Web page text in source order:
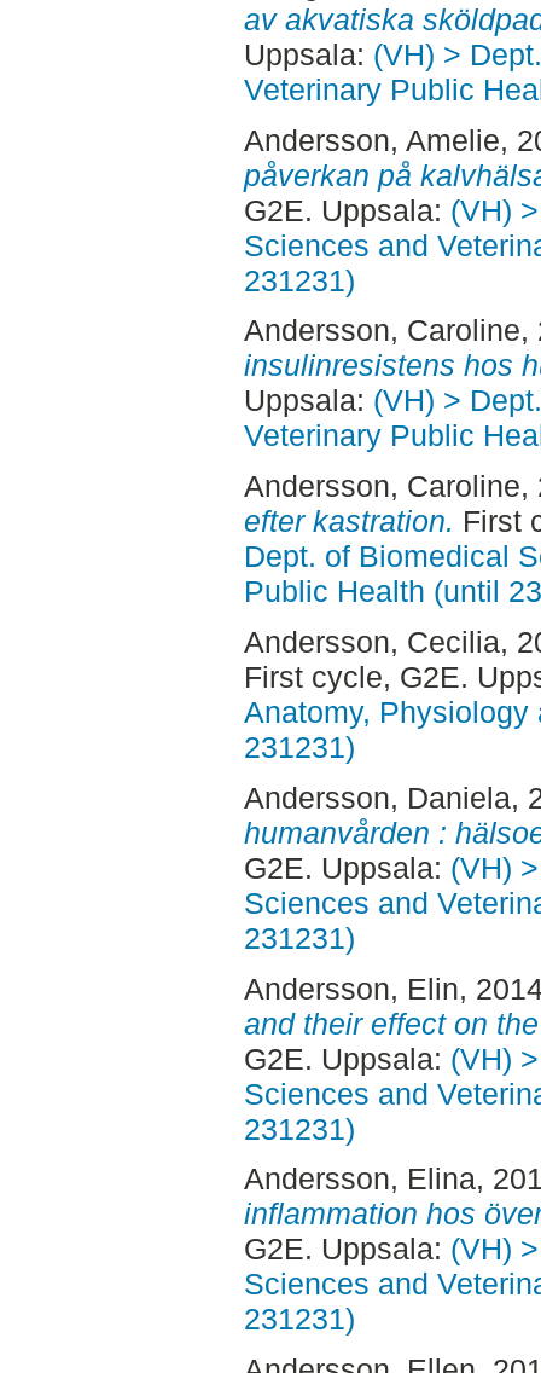
av akvatiska
Uppsala: (VH) >
Veterinary Public
Andersson, Amelie,
påverkan på
G2E. Uppsala: (VH)
Sciences and
231231)
Andersson, Caroline,
insulinresistens hos
Uppsala: (VH) >
Veterinary Public
Andersson, Caroline,
efter kastration. First
Dept. of Biomedical
Public Health (until
Andersson, Cecilia,
First cycle, G2E.
Anatomy,
231231)
Andersson, Daniela,
humanvården :
G2E. Uppsala: (VH)
Sciences and
231231)
Andersson, Elin,
and their effect on
G2E. Uppsala: (VH)
Sciences and
231231)
Andersson, Elina,
inflammation hos
G2E. Uppsala: (VH)
Sciences and
231231)